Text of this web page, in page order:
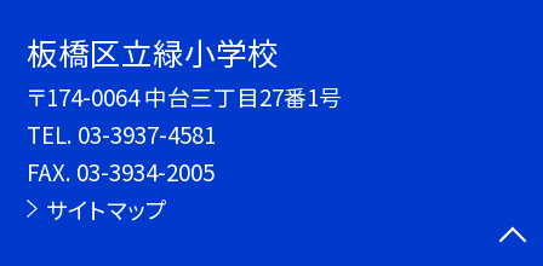
板橋区立緑小学校
〒174-0064 中台三丁目27番1号
TEL. 03-3937-4581
FAX. 03-3934-2005
サイトマップ